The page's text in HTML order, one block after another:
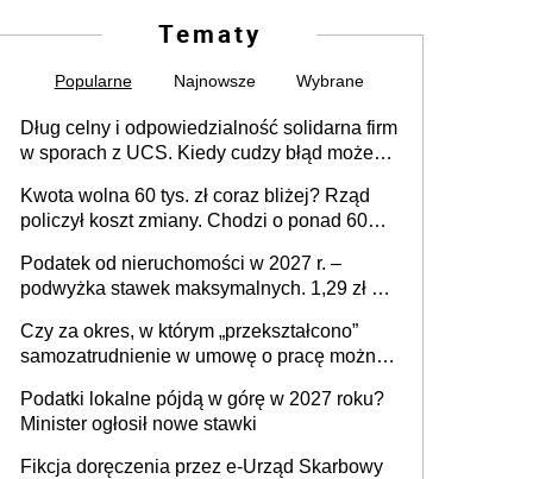
Tematy
Popularne Najnowsze Wybrane
Dług celny i odpowiedzialność solidarna firm
w sporach z UCS. Kiedy cudzy błąd może
Kwota wolna 60 tys. zł coraz bliżej? Rząd
policzył koszt zmiany. Chodzi o ponad 60
Podatek od nieruchomości w 2027 r. –
podwyżka stawek maksymalnych. 1,29 zł za
budynków i lokali związanych z
prowadzeniem działalności gospodarczej
Czy za okres, w którym „przekształcono”
samozatrudnienie w umowę o pracę można
umowy cywilnoprawnej jedynym
racjonalnym wyjściem
Podatki lokalne pójdą w górę w 2027 roku?
Minister ogłosił nowe stawki
Fikcja doręczenia przez e-Urząd Skarbowy